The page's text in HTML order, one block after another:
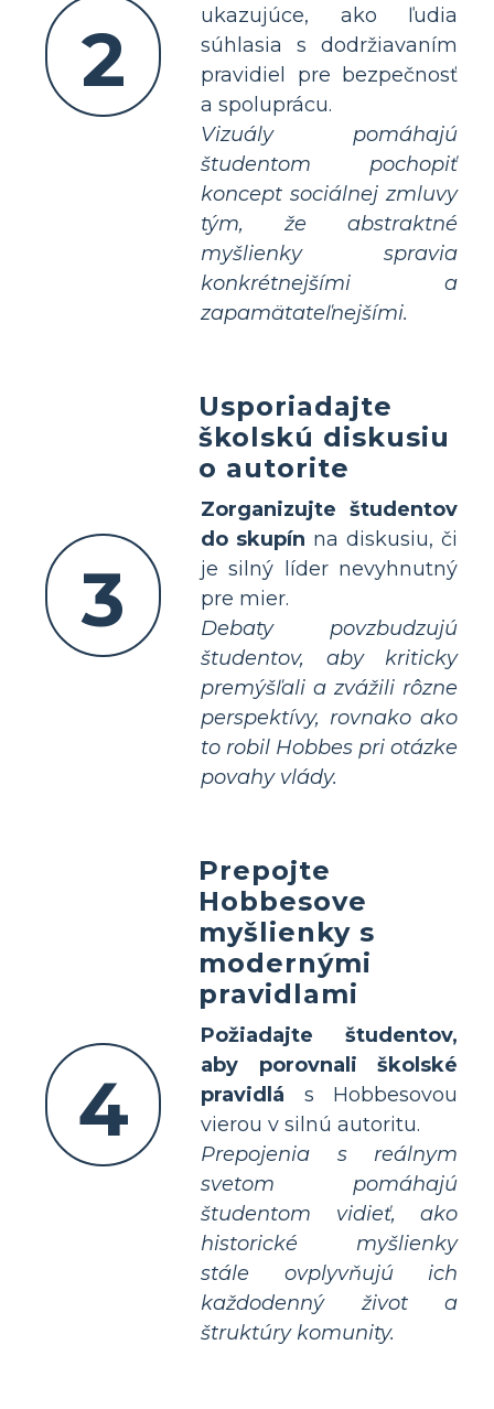
2
ukazujúce, ako ľudia
súhlasia s dodržiavaním
pravidiel pre bezpečnosť
a spoluprácu.
Vizuály pomáhajú
študentom pochopiť
koncept sociálnej zmluvy
tým, že abstraktné
myšlienky spravia
konkrétnejšími a
zapamätateľnejšími.
3
Usporiadajte
školskú diskusiu
o autorite
Zorganizujte študentov
do skupín na diskusiu, či
je silný líder nevyhnutný
pre mier.
Debaty povzbudzujú
študentov, aby kriticky
premýšľali a zvážili rôzne
perspektívy, rovnako ako
to robil Hobbes pri otázke
povahy vlády.
4
Prepojte
Hobbesove
myšlienky s
modernými
pravidlami
Požiadajte študentov,
aby porovnali školské
pravidlá s Hobbesovou
vierou v silnú autoritu.
Prepojenia s reálnym
svetom pomáhajú
študentom vidieť, ako
historické myšlienky
stále ovplyvňujú ich
každodenný život a
štruktúry komunity.